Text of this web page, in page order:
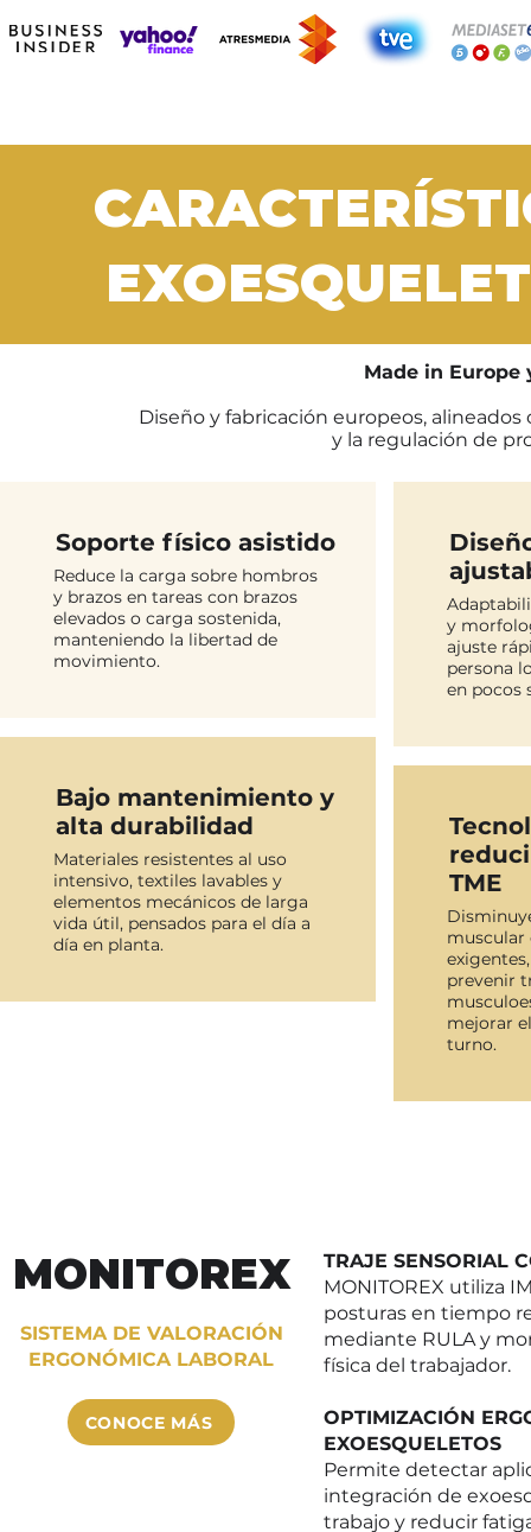
Made in
Diseño y fabricación europeos,
y la regulación de
Soporte físico asistido
Reduce la carga sobre hombros
y brazos en tareas con brazos
elevados o carga sostenida,
manteniendo la libertad de
movimiento.
Bajo mantenimiento y
alta durabilidad
Materiales resistentes al uso
intensivo, textiles lavables y
elementos mecánicos de larga
vida útil, pensados para el día a
día en planta.
y
ajuste
persona
en pocos
TME
muscular
prevenir
mejorar
turno.
MONITOREX
SISTEMA DE VALORACIÓN
ERGONÓMICA LABORAL
CONOCE MÁS
TRAJE SENSORIAL
MONITOREX utiliza
posturas en tiempo
mediante RULA y
física del trabajador.
OPTIMIZACIÓN
EXOESQUELETOS
Permite detectar
integración de
trabajo y reducir